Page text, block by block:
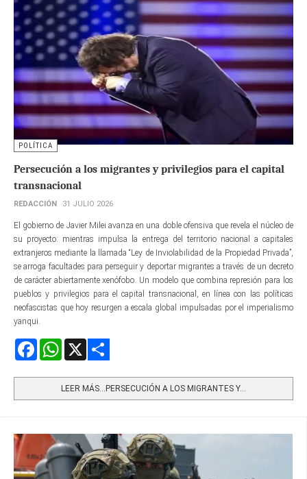
POLÍTICA
Persecución a los migrantes y privilegios para el capital
transnacional
REDACCIÓN 31 JULIO 2026
El gobierno de Javier Milei avanza en una doble ofensiva que revela el núcleo de
su proyecto: mientras impulsa la entrega del territorio nacional a capitales
extranjeros mediante la llamada “Ley de Inviolabilidad de la Propiedad Privada”,
se arroga facultades para perseguir y deportar migrantes a través de un decreto
de carácter abiertamente xenófobo. Un modelo que combina represión para los
pueblos y privilegios para el capital transnacional, en línea con las políticas
neofascistas que hoy resurgen a escala global impulsadas por el imperialismo
yanqui.
FacebookWhatsApp
LEER MÁS…PERSECUCIÓN A LOS MIGRANTES Y...